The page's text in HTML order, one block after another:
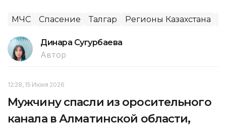
МЧС Спасение Талгар Регионы Казахстана
Динара Сугурбаева
Автор
12:28, 15 Июня 2026
Мужчину спасли из оросительного
канала в Алматинской области,